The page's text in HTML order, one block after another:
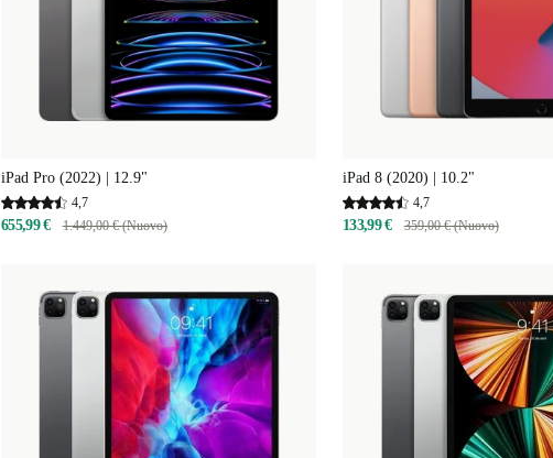
iPad Pro (2022) | 12.9"
4,7
655,99 € 1.449,00 € (Nuovo)
iPad 8 (2020) | 10.2"
4,7
133,99 € 359,00 € (Nuovo)